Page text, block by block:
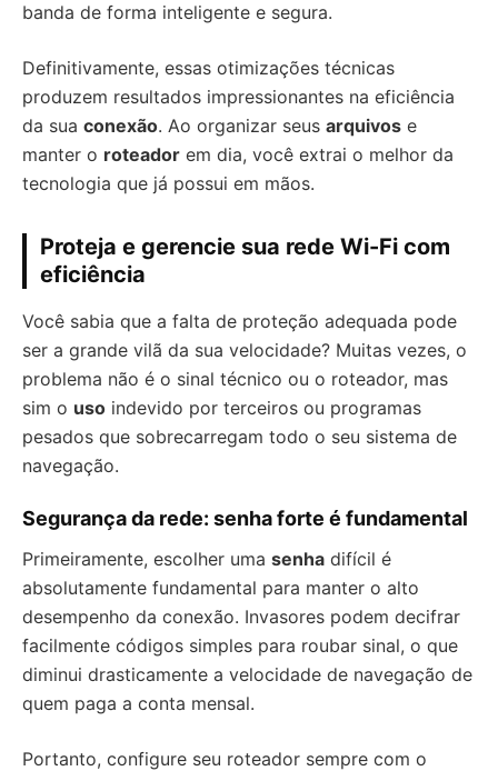
banda de forma inteligente e segura.
Definitivamente, essas otimizações técnicas
produzem resultados impressionantes na eficiência
da sua conexão. Ao organizar seus arquivos e
manter o roteador em dia, você extrai o melhor da
tecnologia que já possui em mãos.
Proteja e gerencie sua rede Wi-Fi com
eficiência
Você sabia que a falta de proteção adequada pode
ser a grande vilã da sua velocidade? Muitas vezes, o
problema não é o sinal técnico ou o roteador, mas
sim o uso indevido por terceiros ou programas
pesados que sobrecarregam todo o seu sistema de
navegação.
Segurança da rede: senha forte é fundamental
Primeiramente, escolher uma senha difícil é
absolutamente fundamental para manter o alto
desempenho da conexão. Invasores podem decifrar
facilmente códigos simples para roubar sinal, o que
diminui drasticamente a velocidade de navegação de
quem paga a conta mensal.
Portanto, configure seu roteador sempre com o